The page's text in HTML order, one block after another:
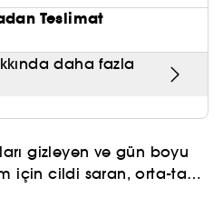
Teslimat
daha fazla
gizleyen ve gün boyu
için cildi saran, orta-tam